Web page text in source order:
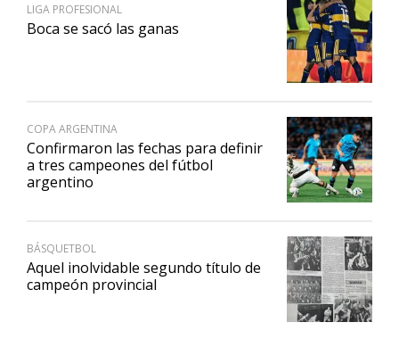
LIGA PROFESIONAL
Boca se sacó las ganas
COPA ARGENTINA
Confirmaron las fechas para definir
a tres campeones del fútbol
argentino
BÁSQUETBOL
Aquel inolvidable segundo título de
campeón provincial